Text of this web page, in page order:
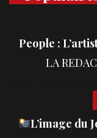
People :
L’image du